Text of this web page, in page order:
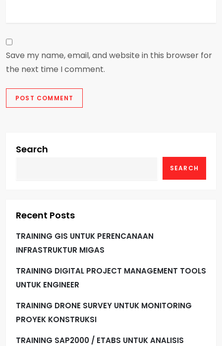
Save my name, email, and website in this browser for
the next time I comment.
Search
SEARCH
Recent Posts
TRAINING GIS UNTUK PERENCANAAN
INFRASTRUKTUR MIGAS
TRAINING DIGITAL PROJECT MANAGEMENT TOOLS
UNTUK ENGINEER
TRAINING DRONE SURVEY UNTUK MONITORING
PROYEK KONSTRUKSI
TRAINING SAP2000 / ETABS UNTUK ANALISIS